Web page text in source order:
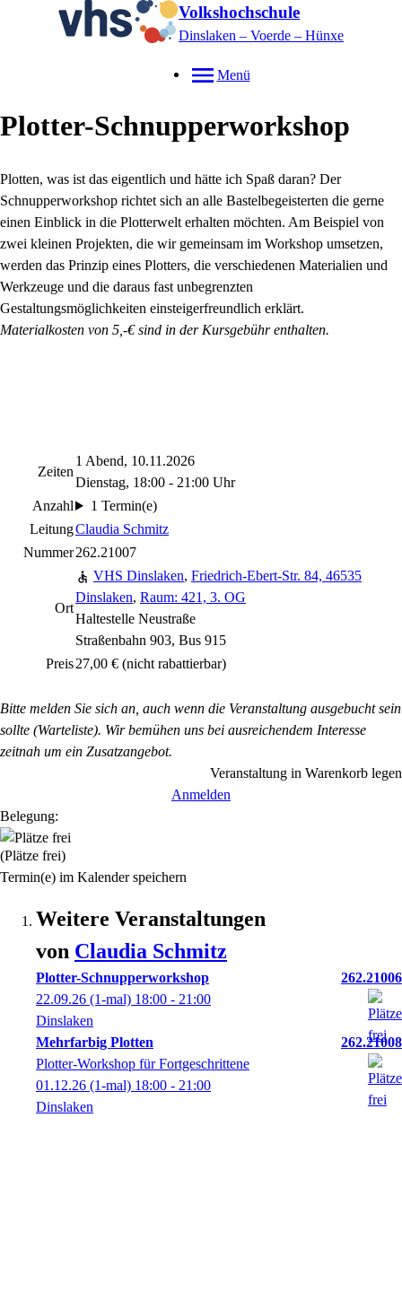
Volkshochschule
Dinslaken – Voerde – Hünxe
Menü
Plotter-Schnupperworkshop
Plotten, was ist das eigentlich und hätte ich Spaß daran? Der
Schnupperworkshop richtet sich an alle Bastelbegeisterten die gerne
einen Einblick in die Plotterwelt erhalten möchten. Am Beispiel von
zwei kleinen Projekten, die wir gemeinsam im Workshop umsetzen,
werden das Prinzip eines Plotters, die verschiedenen Materialien und
Werkzeuge und die daraus fast unbegrenzten
Gestaltungsmöglichkeiten einsteigerfreundlich erklärt.
Materialkosten von 5,-€ sind in der Kursgebühr enthalten.
Zeiten
1 Abend, 10.11.2026
Dienstag, 18:00 - 21:00 Uhr
Anzahl
1 Termin(e)
LeitungClaudia Schmitz
Nummer262.21007
Ort
VHS Dinslaken, Friedrich-Ebert-Str. 84, 46535
Dinslaken, Raum: 421, 3. OG
Haltestelle Neustraße
Straßenbahn 903, Bus 915
Preis27,00 € (nicht rabattierbar)
Bitte melden Sie sich an, auch wenn die Veranstaltung ausgebucht sein
sollte (Warteliste). Wir bemühen uns bei ausreichendem Interesse
zeitnah um ein Zusatzangebot.
Veranstaltung in Warenkorb legen
Anmelden
Belegung:
(Plätze frei)
Termin(e) im Kalender speichern
Weitere Veranstaltungen
von Claudia Schmitz
Plotter-Schnupperworkshop
262.21006
22.09.26 (1-mal) 18:00 - 21:00
Dinslaken
Mehrfarbig Plotten
262.21008
Plotter-Workshop für Fortgeschrittene
01.12.26 (1-mal) 18:00 - 21:00
Dinslaken